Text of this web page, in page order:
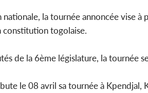
la tournée annoncée vise
constitution togolaise.
de la 6ème législature, la tournée
le 08 avril sa tournée à Kpendjal,